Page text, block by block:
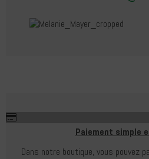
Paiement simple
Dans notre boutique, vous pouvez